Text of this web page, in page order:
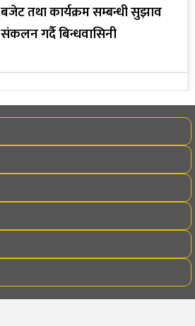
बजेट तथा कार्यक्रम सम्बन्धी सुझाव
संकलन गर्दै बिन्धवासिनी